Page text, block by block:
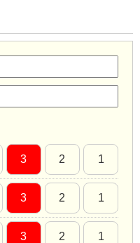
3 2 1
3 2 1
3 2 1